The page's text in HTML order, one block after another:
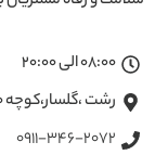
08:00 الی 20:00
رشت ،گلسار،کوچه ۸۰
0911-346-2072